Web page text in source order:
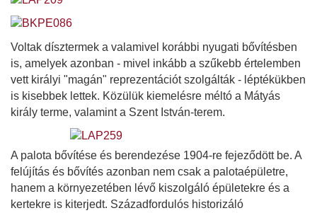
Voltak dísztermek a valamivel korábbi nyugati bővítésben
is, amelyek azonban - mivel inkább a szűkebb értelemben
vett királyi "magán" reprezentációt szolgálták - léptékükben
is kisebbek lettek. Közülük kiemelésre méltó a Mátyás
király terme, valamint a Szent István-terem.
A palota bővítése és berendezése 1904-re fejeződött be. A
felújítás és bővítés azonban nem csak a palotaépületre,
hanem a környezetében lévő kiszolgáló épületekre és a
kertekre is kiterjedt. Századfordulós historizáló